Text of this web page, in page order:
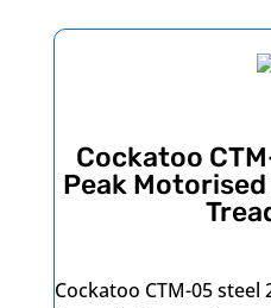
Cockatoo
Peak
Cockatoo CTM-05 steel